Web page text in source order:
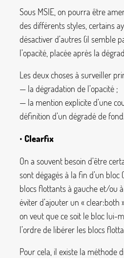
Sous MSIE, on pourra être
des différents styles, certains
désactiver d’autres (il semble
l’opacité, placée après la
Les deux choses à surveiller
— la dégradation de l’opacité ;
— la mention explicite d’une
définition d’un dégradé de fond.
• Clearfix
On a souvent besoin d’être
sont dégagés à la fin d’un bloc
blocs flottants à gauche et/ou
éviter d’ajouter un « clear:both
on veut que ce soit le bloc lui-
l’ordre de libérer les blocs
Pour cela, il existe la méthode